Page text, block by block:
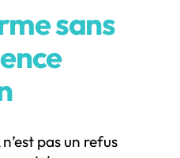
sans
pas un refus